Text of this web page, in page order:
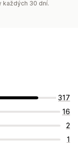
každých 30 dní.
317
16
2
1